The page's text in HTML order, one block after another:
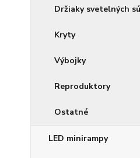
Držiaky svetelných
Kryty
Výbojky
Reproduktory
Ostatné
LED minirampy